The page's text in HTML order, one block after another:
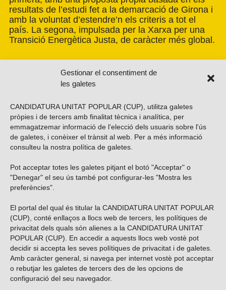
Gestionar el consentiment de
les galetes
CANDIDATURA UNITAT POPULAR (CUP), utilitza galetes
pròpies i de tercers amb finalitat tècnica i analítica, per
emmagatzemar informació de l'elecció dels usuaris sobre l'ús
de galetes, i conèixer el trànsit al web. Per a més informació
consulteu la nostra política de galetes
Pot acceptar totes les galetes pitjant el botó "Acceptar" o
"Denegar" el seu ús també pot configurar-les "Mostra les
preferències".
El portal del qual és titular la CANDIDATURA UNITAT POPULAR
(CUP), conté enllaços a llocs web de tercers, les polítiques de
privacitat dels quals són alienes a la CANDIDATURA UNITAT
POPULAR (CUP). En accedir a aquests llocs web vostè pot
decidir si accepta les seves polítiques de privacitat i de galetes.
Amb caràcter general, si navega per internet vostè pot acceptar
o rebutjar les galetes de tercers des de les opcions de
configuració del seu navegador.
resultats de l’estudi fet a la demarcació de Girona i
amb la voluntat d’estendre’n els criteris a tot el
país. La segona, impulsada per la Xarxa per una
Transició Energètica Justa, de caràcter més global.
Vols subscriure’t al nostre butlletí?
ENVIAR
Troba’ns a les xarxes socials